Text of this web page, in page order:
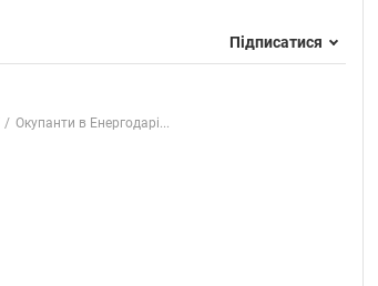
Підписатися
Окупанти в Енергодарі...